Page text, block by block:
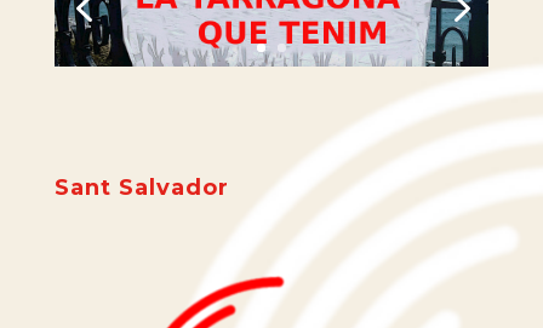
Sant Salvador